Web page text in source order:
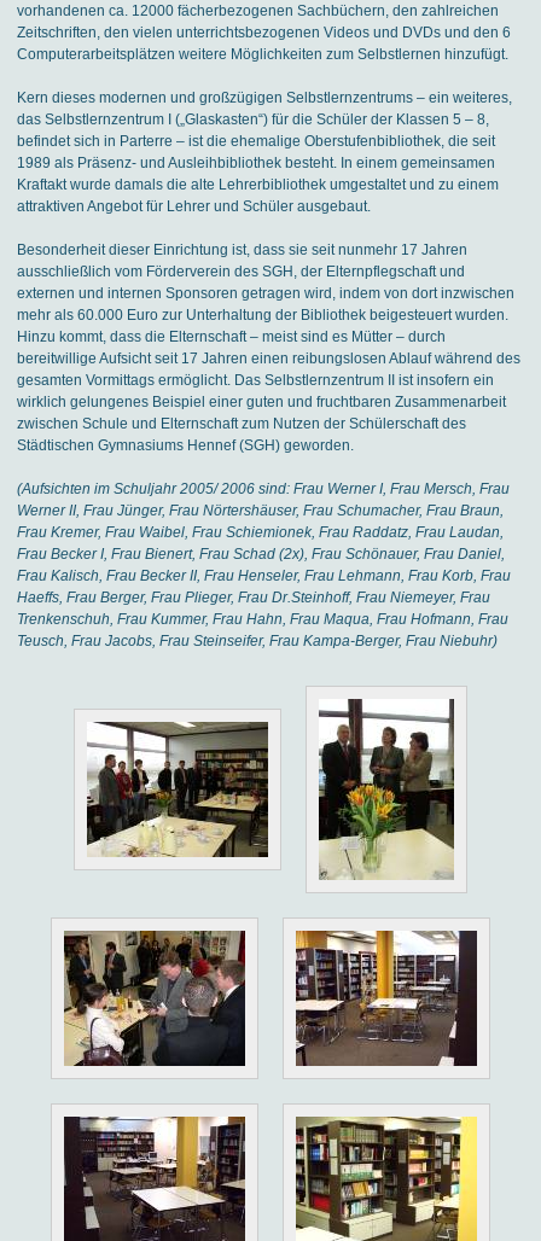
vorhandenen ca. 12000 fächerbezogenen Sachbüchern, den zahlreichen
Zeitschriften, den vielen unterrichtsbezogenen Videos und DVDs und den 6
Computerarbeitsplätzen weitere Möglichkeiten zum Selbstlernen hinzufügt.
Kern dieses modernen und großzügigen Selbstlernzentrums – ein weiteres,
das Selbstlernzentrum I („Glaskasten“) für die Schüler der Klassen 5 – 8,
befindet sich in Parterre – ist die ehemalige Oberstufenbibliothek, die seit
1989 als Präsenz- und Ausleihbibliothek besteht. In einem gemeinsamen
Kraftakt wurde damals die alte Lehrerbibliothek umgestaltet und zu einem
attraktiven Angebot für Lehrer und Schüler ausgebaut.
Besonderheit dieser Einrichtung ist, dass sie seit nunmehr 17 Jahren
ausschließlich vom Förderverein des SGH, der Elternpflegschaft und
externen und internen Sponsoren getragen wird, indem von dort inzwischen
mehr als 60.000 Euro zur Unterhaltung der Bibliothek beigesteuert wurden.
Hinzu kommt, dass die Elternschaft – meist sind es Mütter – durch
bereitwillige Aufsicht seit 17 Jahren einen reibungslosen Ablauf während des
gesamten Vormittags ermöglicht. Das Selbstlernzentrum II ist insofern ein
wirklich gelungenes Beispiel einer guten und fruchtbaren Zusammenarbeit
zwischen Schule und Elternschaft zum Nutzen der Schülerschaft des
Städtischen Gymnasiums Hennef (SGH) geworden.
(Aufsichten im Schuljahr 2005/ 2006 sind: Frau Werner I, Frau Mersch, Frau
Werner II, Frau Jünger, Frau Nörtershäuser, Frau Schumacher, Frau Braun,
Frau Kremer, Frau Waibel, Frau Schiemionek, Frau Raddatz, Frau Laudan,
Frau Becker I, Frau Bienert, Frau Schad (2x), Frau Schönauer, Frau Daniel,
Frau Kalisch, Frau Becker II, Frau Henseler, Frau Lehmann, Frau Korb, Frau
Haeffs, Frau Berger, Frau Plieger, Frau Dr.Steinhoff, Frau Niemeyer, Frau
Trenkenschuh, Frau Kummer, Frau Hahn, Frau Maqua, Frau Hofmann, Frau
Teusch, Frau Jacobs, Frau Steinseifer, Frau Kampa-Berger, Frau Niebuhr)